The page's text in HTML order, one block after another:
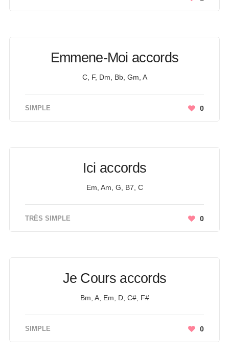
Emmene-Moi accords
C, F, Dm, Bb, Gm, A
SIMPLE 0
Ici accords
Em, Am, G, B7, C
TRÈS SIMPLE 0
Je Cours accords
Bm, A, Em, D, C#, F#
SIMPLE 0